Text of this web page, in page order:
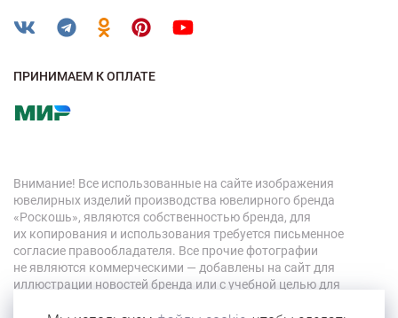
ПРИНИМАЕМ К ОПЛАТЕ
Внимание! Все использованные на сайте изображения
ювелирных изделий производства ювелирного бренда
«Роскошь», являются собственностью бренда, для
их копирования и использования требуется письменное
согласие правообладателя. Все прочие фотографии
не являются коммерческими — добавлены на сайт для
иллюстрации новостей бренда или с учебной целью для